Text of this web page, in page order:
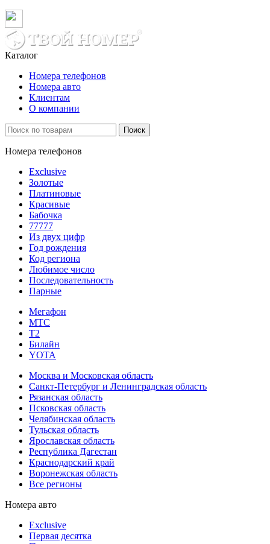
Каталог
Номера телефонов
Номера авто
Клиентам
О компании
Поиск
Номера телефонов
Exclusive
Золотые
Платиновые
Красивые
Бабочка
77777
Из двух цифр
Год рождения
Код региона
Любимое число
Последовательность
Парные
Мегафон
МТС
Т2
Билайн
YOTA
Москва и Московская область
Санкт-Петербург и Ленинградская область
Рязанская область
Псковская область
Челябинская область
Тульская область
Ярославская область
Республика Дагестан
Краснодарский край
Воронежская область
Все регионы
Номера авто
Exclusive
Первая десятка